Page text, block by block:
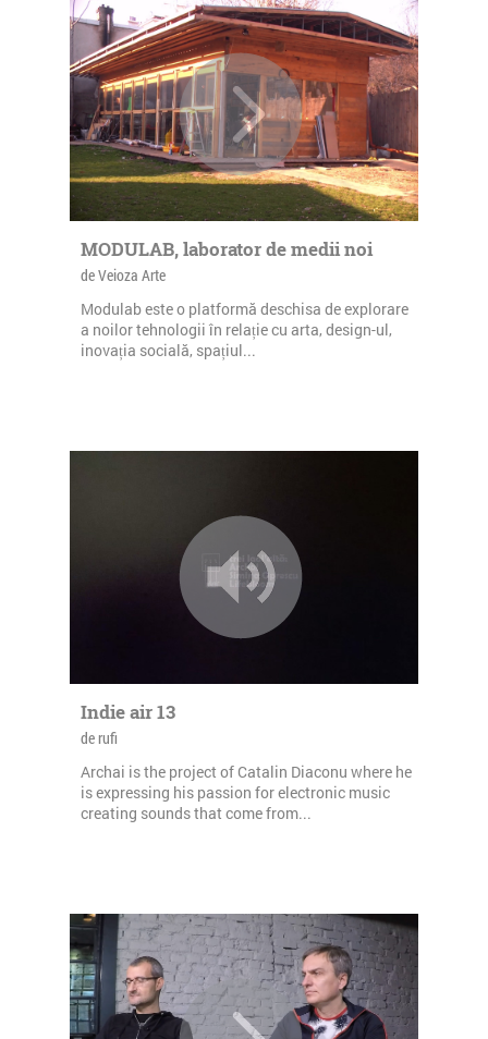
MODULAB, laborator de medii noi
de Veioza Arte
Modulab este o platformă deschisa de explorare
a noilor tehnologii în relație cu arta, design-ul,
inovația socială, spațiul...
Indie air 13
de rufi
Archai is the project of Catalin Diaconu where he
is expressing his passion for electronic music
creating sounds that come from...